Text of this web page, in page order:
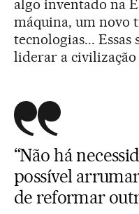
algo inventado na
máquina, um novo
tecnologias... Essas
liderar a civilização
“Não há
possível
de reformar